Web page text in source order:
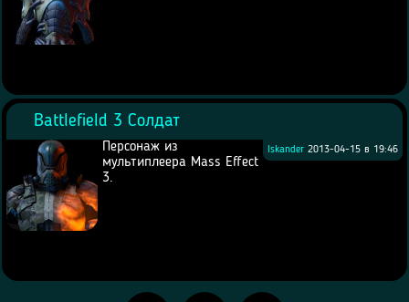
Battlefield 3 Солдат
Iskander 2013-04-15 в 19:46
Персонаж из
мультиплеера Mass Effect
3.